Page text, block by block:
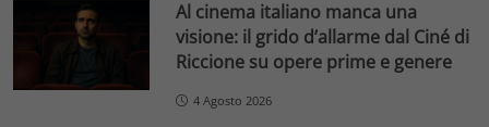
Al cinema italiano manca una
visione: il grido d’allarme dal Ciné di
Riccione su opere prime e genere
4 Agosto 2026